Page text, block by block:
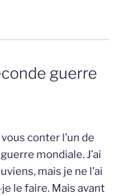
guerre
conter l’un de
mondiale. J’ai
mais je ne l’ai
le faire. Mais avant